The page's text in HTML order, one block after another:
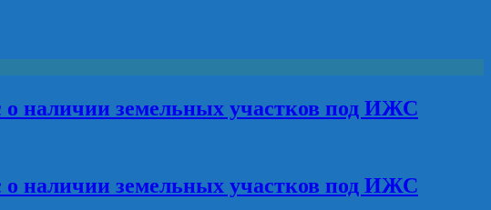
о наличии земельных участков под ИЖС
о наличии земельных участков под ИЖС